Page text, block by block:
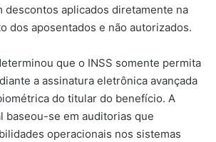
descontos aplicados diretamente na
dos aposentados e não autorizados.
que o INSS somente permita
a assinatura eletrônica avançada
do titular do benefício. A
baseou-se em auditorias que
operacionais nos sistemas